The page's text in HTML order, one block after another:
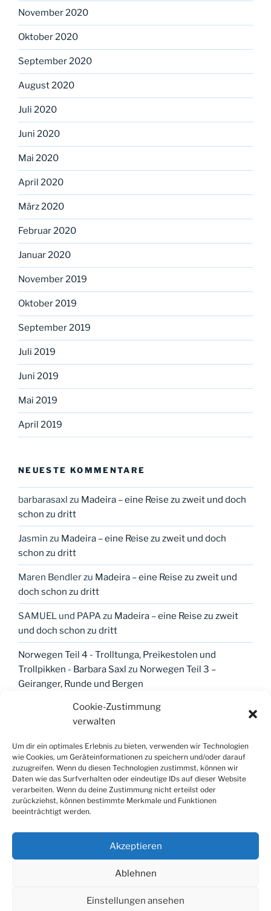
Cookie-Zustimmung
verwalten
Um dir ein optimales Erlebnis zu bieten, verwenden wir Technologien
wie Cookies, um Geräteinformationen zu speichern und/oder darauf
zuzugreifen. Wenn du diesen Technologien zustimmst, können wir
Daten wie das Surfverhalten oder eindeutige IDs auf dieser Website
verarbeiten. Wenn du deine Zustimmung nicht erteilst oder
zurückziehst, können bestimmte Merkmale und Funktionen
beeinträchtigt werden.
Akzeptieren
Ablehnen
Einstellungen ansehen
November 2020
Oktober 2020
September 2020
August 2020
Juli 2020
Juni 2020
Mai 2020
April 2020
März 2020
Februar 2020
Januar 2020
November 2019
Oktober 2019
September 2019
Juli 2019
Juni 2019
Mai 2019
April 2019
NEUESTE KOMMENTARE
barbarasaxl zu Madeira – eine Reise zu zweit und doch
schon zu dritt
Jasmin zu Madeira – eine Reise zu zweit und doch
schon zu dritt
Maren Bendlerzu Madeira – eine Reise zu zweit und
doch schon zu dritt
SAMUEL und PAPAzu Madeira – eine Reise zu zweit
und doch schon zu dritt
Norwegen Teil 4 - Trolltunga, Preikestolen und
Trollpikken - Barbara Saxl zu Norwegen Teil 3 –
Geiranger, Runde und Bergen
Anmelden
Eintrags-Feed
Kommentar-Feed
WordPress.org